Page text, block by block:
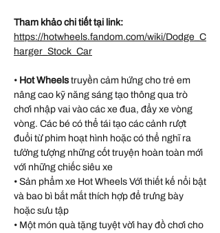
Tham khảo chi tiết tại link:
https://hotwheels.fandom.com/wiki/Dodge_C
harger_Stock_Car
• Hot Wheelstruyền cảm hứng cho trẻ em
nâng cao kỹ năng sáng tạo thông qua trò
chơi nhập vai vào các xe đua, đẩy xe vòng
vòng. Các bé có thể tái tạo các cảnh rượt
đuổi từ phim hoạt hình hoặc có thể nghĩ ra
tưởng tượng những cốt truyện hoàn toàn mới
với những chiếc siêu xe
• Sản phẩm xe Hot Wheels Với thiết kế nổi bật
và bao bì bắt mắt thích hợp để trưng bày
hoặc sưu tập
• Một món quà tặng tuyệt vời hay đồ chơi cho